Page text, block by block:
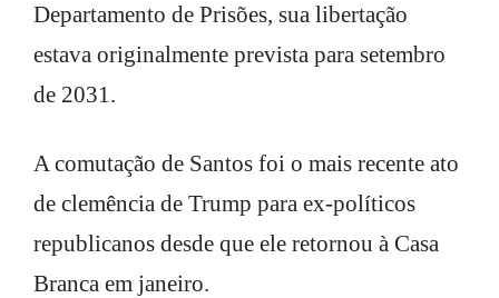
Departamento de Prisões, sua libertação
estava originalmente prevista para setembro
de 2031.
A comutação de Santos foi o mais recente ato
de clemência de Trump para ex-políticos
republicanos desde que ele retornou à Casa
Branca em janeiro.